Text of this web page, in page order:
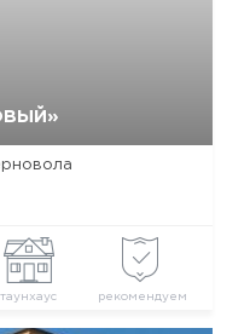
таунхаус рекомендуем